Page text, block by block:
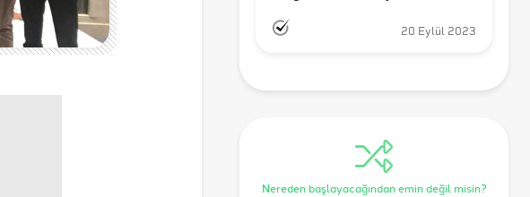
20 Eylül 2023
Nereden başlayacağından emin değil misin?